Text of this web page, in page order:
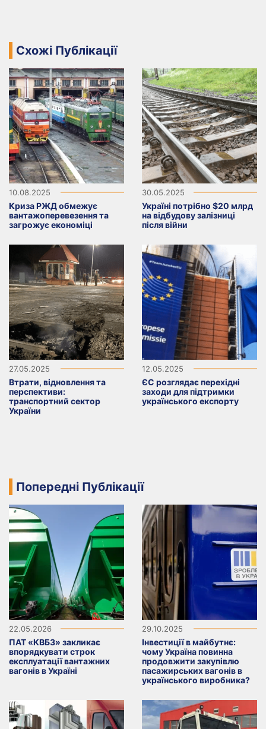
Схожі Публікації
10.08.2025
Криза РЖД обмежує
вантажоперевезення та
загрожує економіці
30.05.2025
Україні потрібно $20 млрд
на відбудову залізниці
після війни
27.05.2025
Втрати, відновлення та
перспективи:
транспортний сектор
України
12.05.2025
ЄС розглядає перехідні
заходи для підтримки
українського експорту
Попередні Публікації
22.05.2026
ПАТ «КВБЗ» закликає
впорядкувати строк
експлуатації вантажних
вагонів в Україні
29.10.2025
Інвестиції в майбутнє:
чому Україна повинна
продовжити закупівлю
пасажирських вагонів в
українського виробника?